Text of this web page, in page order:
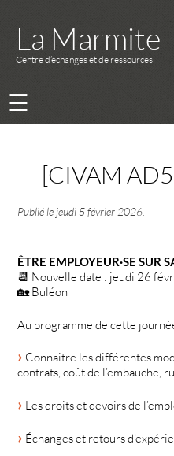
La Marmite
Centre d’échanges et de ressources
☰
[CIVAM
Publié le jeudi 5 février 2026
ÊTRE EMPLOYEUR·SE SUR
📆 Nouvelle date : jeudi 26
🏡 Buléon
Au programme de cette
Connaitre les différentes
contrats, coût de l’embauche,
Les droits et devoirs de
Échanges et retours